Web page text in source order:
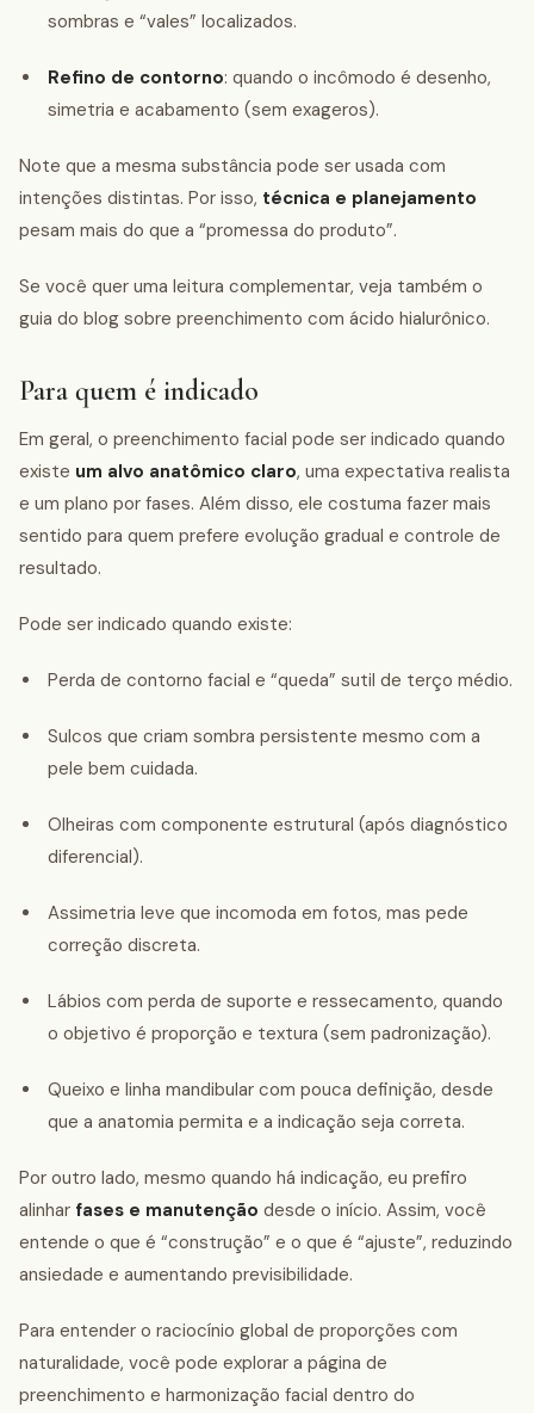
sombras e “vales” localizados.
Refino de contorno: quando o incômodo é desenho,
simetria e acabamento (sem exageros).
Note que a mesma substância pode ser usada com
intenções distintas. Por isso, técnica e planejamento
pesam mais do que a “promessa do produto”.
Se você quer uma leitura complementar, veja também o
guia do blog sobre preenchimento com ácido hialurônico.
Para quem é indicado
Em geral, o preenchimento facial pode ser indicado quando
existe um alvo anatômico claro, uma expectativa realista
e um plano por fases. Além disso, ele costuma fazer mais
sentido para quem prefere evolução gradual e controle de
resultado.
Pode ser indicado quando existe:
Perda de contorno facial e “queda” sutil de terço médio.
Sulcos que criam sombra persistente mesmo com a
pele bem cuidada.
Olheiras com componente estrutural (após diagnóstico
diferencial).
Assimetria leve que incomoda em fotos, mas pede
correção discreta.
Lábios com perda de suporte e ressecamento, quando
o objetivo é proporção e textura (sem padronização).
Queixo e linha mandibular com pouca definição, desde
que a anatomia permita e a indicação seja correta.
Por outro lado, mesmo quando há indicação, eu prefiro
alinhar fases e manutenção desde o início. Assim, você
entende o que é “construção” e o que é “ajuste”, reduzindo
ansiedade e aumentando previsibilidade.
Para entender o raciocínio global de proporções com
naturalidade, você pode explorar a página de
preenchimento e harmonização facial dentro do